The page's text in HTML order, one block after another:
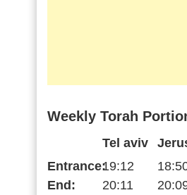
Entrance:
End:
Tel aviv
19:12
20:11